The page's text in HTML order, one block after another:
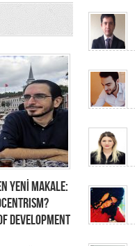
YENİ MAKALE:
DEVELOPMENT